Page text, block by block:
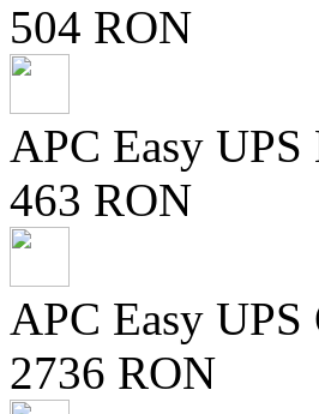
504 RON
APC Easy
463 RON
APC Easy
2736 RON